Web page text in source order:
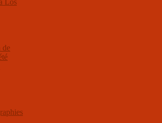
Los
de